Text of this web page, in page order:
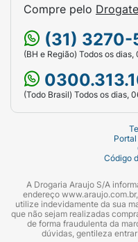
Compre pelo
(31)
(BH e Região) Todos os
(Todo Brasil) Todos os dias,
Código
A Drogaria Araujo S/A
endereço
utilize indevidamente da sua
que não sejam realizadas
de forma fraudulenta da
dúvidas, gentileza